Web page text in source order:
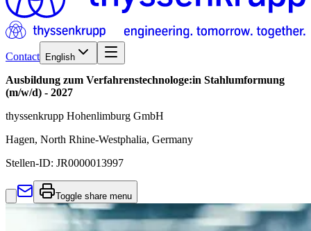
Contact English
Ausbildung zum Verfahrenstechnologe:in Stahlumformung
(m/w/d) - 2027
thyssenkrupp Hohenlimburg GmbH
Hagen, North Rhine-Westphalia, Germany
Stellen-ID: JR0000013997
Toggle share menu